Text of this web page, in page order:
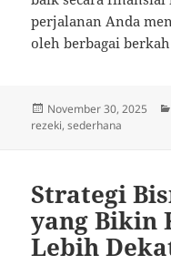
perjalanan Anda
oleh berbagai
Posted
on
November 30, 2025
rezeki,sederhana
Strategi
yang Bikin
Lebih